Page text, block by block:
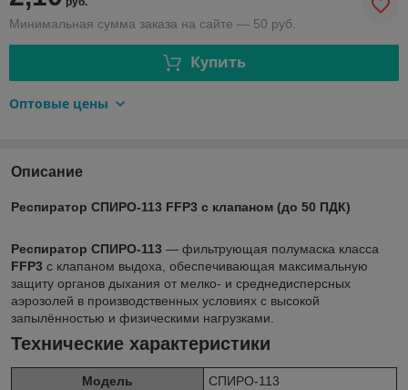
Минимальная сумма заказа на сайте — 50 руб.
Купить
Оптовые цены
Описание
Респиратор СПИРО-113 FFP3 с клапаном (до 50 ПДК)
Респиратор СПИРО-113 — фильтрующая полумаска класса
FFP3 с клапаном выдоха, обеспечивающая максимальную
защиту органов дыхания от мелко- и среднедисперсных
аэрозолей в производственных условиях с высокой
запылённостью и физическими нагрузками.
Технические характеристики
Модель
СПИРО-113